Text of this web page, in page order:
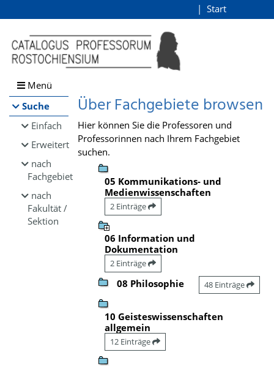
Browsen
direkt zum Inhalt
Start
Menü
Suche
Einfach
Erweitert
nach
Fachgebiet
nach
Fakultät /
Sektion
Über Fachgebiete browsen
Hier können Sie die Professoren und
Professorinnen nach Ihrem Fachgebiet
suchen.
05 Kommunikations- und
Medienwissenschaften
2 Einträge
06 Information und
Dokumentation
2 Einträge
08 Philosophie 48 Einträge
10 Geisteswissenschaften
allgemein
12 Einträge